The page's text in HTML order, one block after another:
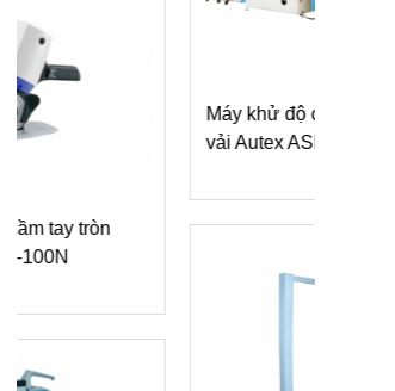
Máy khử độ co và định hình
vải Autex ASF-1800